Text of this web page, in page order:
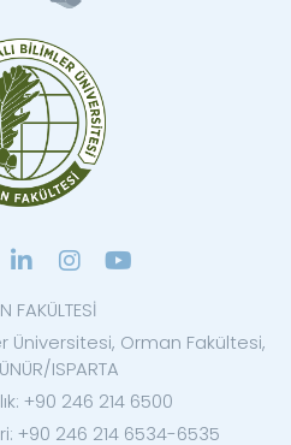
FAKÜLTESİ
Üniversitesi, Orman Fakültesi,
ISPARTA
+90 246 214 6500
+90 246 214 6534-6535